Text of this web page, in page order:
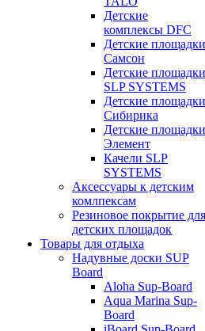
Детские
комплексы DFC
Детские площадки
Самсон
Детские площадки
SLP SYSTEMS
Детские площадки
Сибирика
Детские площадки
Элемент
Качели SLP
SYSTEMS
Аксессуары к детским
комлпексам
Резиновое покрытие для
детских площадок
Товары для отдыха
Надувные доски SUP
Board
Aloha Sup-Board
Aqua Marina Sup-
Board